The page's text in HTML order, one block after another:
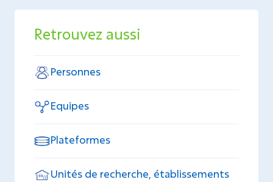
Retrouvez aussi
Personnes
Equipes
Plateformes
Unités de recherche, établissements